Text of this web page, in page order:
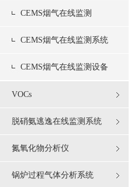
CEMS烟气在线监测
CEMS烟气在线监测系统
CEMS烟气在线监测设备
VOCs
脱硝氨逃逸在线监测系统
氮氧化物分析仪
锅炉过程气体分析系统